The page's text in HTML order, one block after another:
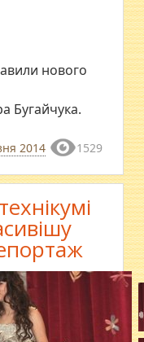
нового
Бугайчука.
2014 1529